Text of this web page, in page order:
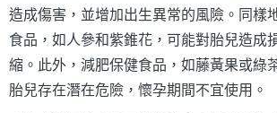
造成傷害，並增加出生異常的風險。同樣
食品，如人參和紫錐花，可能對胎兒造成
縮。此外，減肥保健食品，如藤黃果或綠
胎兒存在潛在危險，懷孕期間不宜使用。